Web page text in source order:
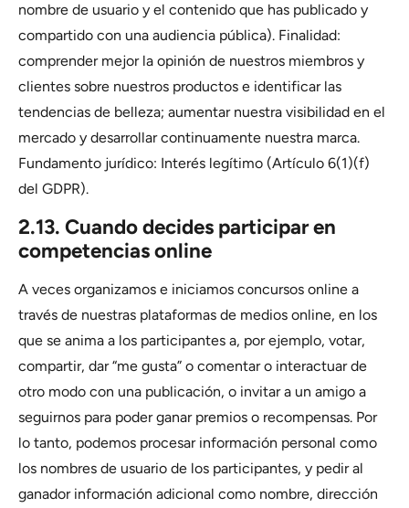
nombre de usuario y el contenido que has publicado y
compartido con una audiencia pública). Finalidad:
comprender mejor la opinión de nuestros miembros y
clientes sobre nuestros productos e identificar las
tendencias de belleza; aumentar nuestra visibilidad en el
mercado y desarrollar continuamente nuestra marca.
Fundamento jurídico: Interés legítimo (Artículo 6(1)(f)
del GDPR).
2.13. Cuando decides participar en
competencias online
A veces organizamos e iniciamos concursos online a
través de nuestras plataformas de medios online, en los
que se anima a los participantes a, por ejemplo, votar,
compartir, dar “me gusta” o comentar o interactuar de
otro modo con una publicación, o invitar a un amigo a
seguirnos para poder ganar premios o recompensas. Por
lo tanto, podemos procesar información personal como
los nombres de usuario de los participantes, y pedir al
ganador información adicional como nombre, dirección